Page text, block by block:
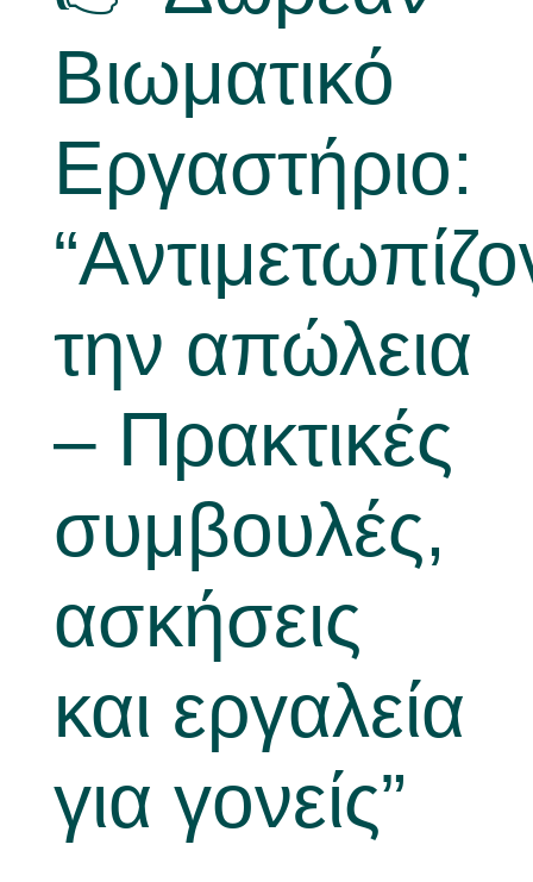
ΝέαΒιωματικό
Εργαστήριο:
την απώλεια
– Πρακτικές
συμβουλές,
ασκήσεις
και εργαλεία
για γονείς”